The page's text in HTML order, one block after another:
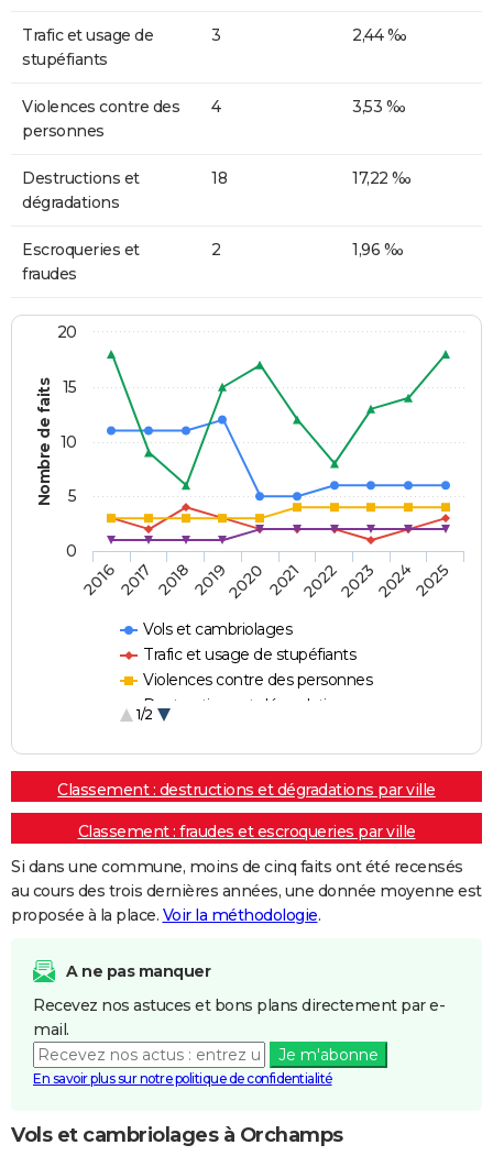
Trafic et usage de
stupéfiants
3 2,44 ‰
Violences contre des
personnes
4 3,53 ‰
Destructions et
dégradations
18 17,22 ‰
Escroqueries et
fraudes
2 1,96 ‰
Nombre de faits
Vols et cambriolages
Trafic et usage de stupéfiants
Violences contre des personnes
Destructions et dégradations
1/2
20162017 20182019202020212022202320242025
0
5
10
15
20
Classement : destructions et dégradations par ville
Classement : fraudes et escroqueries par ville
Si dans une commune, moins de cinq faits ont été recensés
au cours des trois dernières années, une donnée moyenne est
proposée à la place. Voir la méthodologie.
A ne pas manquer
Recevez nos astuces et bons plans directement par e-
mail.
Je m'abonne
En savoir plus sur notre politique de confidentialité
Vols et cambriolages à Orchamps